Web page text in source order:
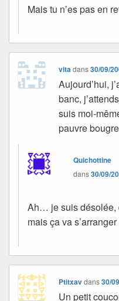
Mais tu n’es pas en
vita dans30/09/
Aujourd’hui,
banc,
suis moi-
pauvre
Quichottine
dans30/09/
Ah… je suis désolée,
mais ça va s’arranger
Ptitxavdans30/
Un petit